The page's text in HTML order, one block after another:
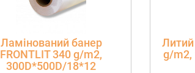
Ламінований банер
FRONTLIT 340 g/m2,
300D*500D/18*12
Литий
g/m2,